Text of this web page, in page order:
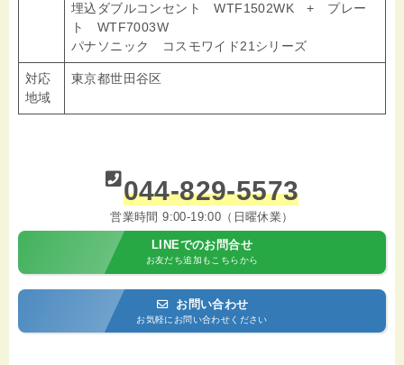
埋込ダブルコンセント WTF1502WK + プレー
ト WTF7003W
パナソニック コスモワイド21シリーズ
対応
地域
東京都世田谷区
044-829-5573
営業時間 9:00-19:00（日曜休業）
LINEでのお問合せ
お友だち追加もこちらから
お問い合わせ
お気軽にお問い合わせください